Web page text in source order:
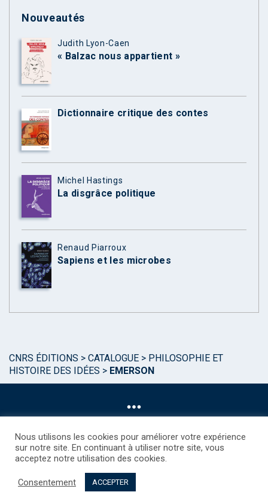
Nouveautés
Judith Lyon-Caen
« Balzac nous appartient »
Dictionnaire critique des contes
Michel Hastings
La disgrâce politique
Renaud Piarroux
Sapiens et les microbes
CNRS ÉDITIONS > CATALOGUE > PHILOSOPHIE ET
HISTOIRE DES IDÉES > EMERSON
©CNRS EDITIONS 2025
Droits étrangers / Foreign rights
Nous utilisons les cookies pour améliorer votre expérience
sur notre site. En continuant à utiliser notre site, vous
acceptez notre utilisation des cookies.
Consentement ACCEPTER